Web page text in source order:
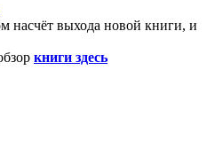
насчёт выхода новой книги, и
книги здесь